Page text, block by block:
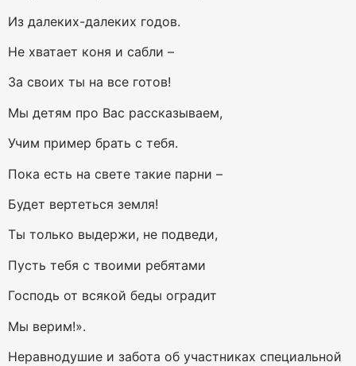
Из далеких-далеких годов.
Не хватает коня и сабли –
За своих ты на все готов!
Мы детям про Вас рассказываем,
Учим пример брать с тебя.
Пока есть на свете такие парни –
Будет вертеться земля!
Ты только выдержи, не подведи,
Пусть тебя с твоими ребятами
Господь от всякой беды оградит
Мы верим!».
Неравнодушие и забота об участниках специальной